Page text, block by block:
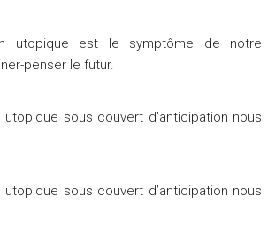
utopique est le symptôme de notre
penser le futur.
sous couvert d’anticipation nous
sous couvert d’anticipation nous